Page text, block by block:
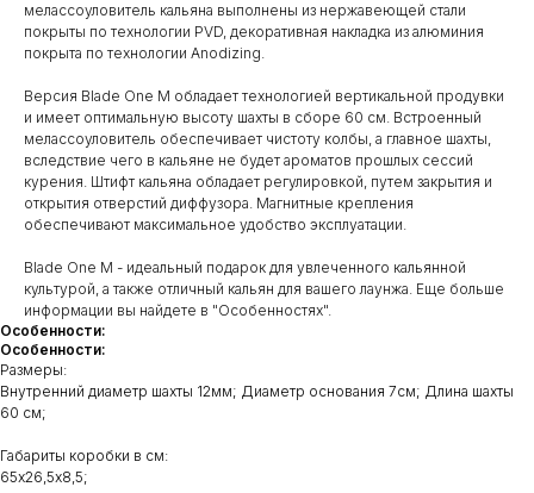
мелассоуловитель кальяна выполнены из нержавеющей стали
покрыты по технологии PVD, декоративная накладка из алюминия
покрыта по технологии Anodizing.
Версия Blade One M обладает технологией вертикальной продувки
и имеет оптимальную высоту шахты в сборе 60 см. Встроенный
мелассоуловитель обеспечивает чистоту колбы, а главное шахты,
вследствие чего в кальяне не будет ароматов прошлых сессий
курения. Штифт кальяна обладает регулировкой, путем закрытия и
открытия отверстий диффузора. Магнитные крепления
обеспечивают максимальное удобство эксплуатации.
Blade One M - идеальный подарок для увлеченного кальянной
культурой, а также отличный кальян для вашего лаунжа. Еще больше
информации вы найдете в "Особенностях".
Особенности:
Особенности:
Размеры:
Внутренний диаметр шахты 12мм;​ Диаметр основания 7см;​ Длина шахты
60 см;
Габариты коробки в см:
65х26,5х8,5;